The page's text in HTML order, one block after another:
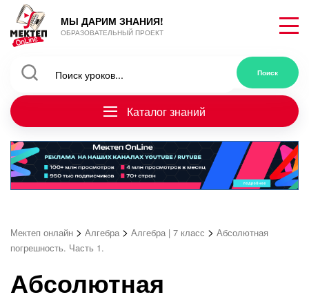
МЫ ДАРИМ ЗНАНИЯ!
ОБРАЗОВАТЕЛЬНЫЙ ПРОЕКТ
Каталог знаний
Мектеп онлайн > Алгебра > Алгебра | 7 класс > Абсолютная
погрешность. Часть 1.
Абсолютная